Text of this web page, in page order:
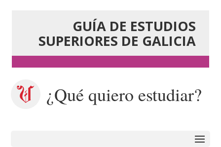
GUÍA DE ESTUDIOS
SUPERIORES DE GALICIA
¿Qué quiero estudiar?